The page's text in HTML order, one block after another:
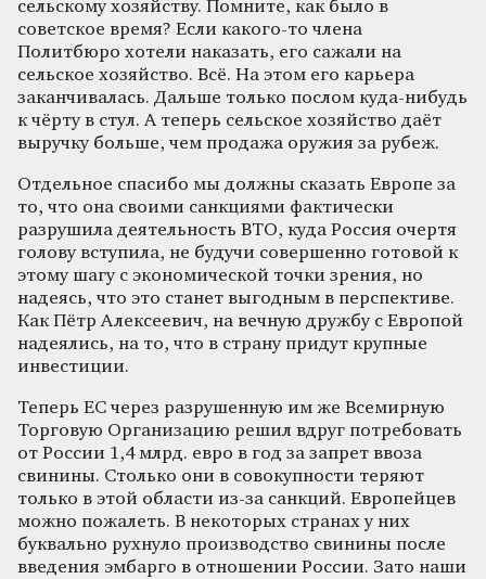
сельскому хозяйству. Помните, как было в
советское время? Если какого-то члена
Политбюро хотели наказать, его сажали на
сельское хозяйство. Всё. На этом его карьера
заканчивалась. Дальше только послом куда-нибудь
к чёрту в стул. А теперь сельское хозяйство даёт
выручку больше, чем продажа оружия за рубеж.
Отдельное спасибо мы должны сказать Европе за
то, что она своими санкциями фактически
разрушила деятельность ВТО, куда Россия очертя
голову вступила, не будучи совершенно готовой к
этому шагу с экономической точки зрения, но
надеясь, что это станет выгодным в перспективе.
Как Пётр Алексеевич, на вечную дружбу с Европой
надеялись, на то, что в страну придут крупные
инвестиции.
Теперь ЕС через разрушенную им же Всемирную
Торговую Организацию решил вдруг потребовать
от России 1,4 млрд. евро в год за запрет ввоза
свинины. Столько они в совокупности теряют
только в этой области из-за санкций. Европейцев
можно пожалеть. В некоторых странах у них
буквально рухнуло производство свинины после
введения эмбарго в отношении России. Зато наши